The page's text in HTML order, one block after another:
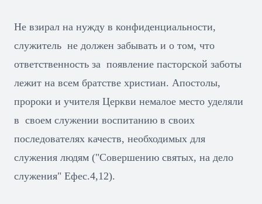
Не взирал на нужду в конфиденциальности,
служитель не должен забывать и о том, что
ответственность за появление пасторской заботы
лежит на всем братстве христиан. Апостолы,
пророки и учителя Церкви немалое место уделяли
в своем служении воспитанию в своих
последователях качеств, необходимых для
служения людям ("Совершению святых, на дело
служения" Ефес.4,12).